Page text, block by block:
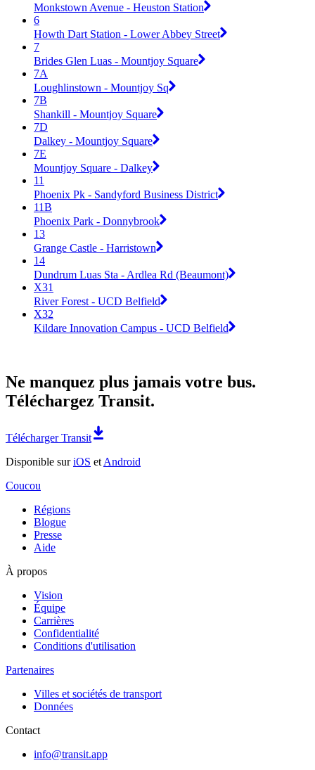
Monkstown Avenue - Heuston Station
6
Howth Dart Station - Lower Abbey Street
7
Brides Glen Luas - Mountjoy Square
7A
Loughlinstown - Mountjoy Sq
7B
Shankill - Mountjoy Square
7D
Dalkey - Mountjoy Square
7E
Mountjoy Square - Dalkey
11
Phoenix Pk - Sandyford Business District
11B
Phoenix Park - Donnybrook
13
Grange Castle - Harristown
14
Dundrum Luas Sta - Ardlea Rd (Beaumont)
X31
River Forest - UCD Belfield
X32
Kildare Innovation Campus - UCD Belfield
Ne manquez plus jamais votre bus.
Téléchargez Transit.
Télécharger Transit
Disponible suriOS et Android
Coucou
Régions
Blogue
Presse
Aide
À propos
Vision
Équipe
Carrières
Confidentialité
Conditions d'utilisation
Partenaires
Villes et sociétés de transport
Données
Contact
info@transit.app